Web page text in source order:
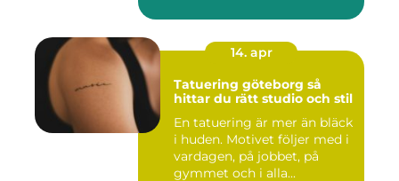
14. apr
Tatuering göteborg så
hittar du rätt studio och stil
En tatuering är mer än bläck
i huden. Motivet följer med i
vardagen, på jobbet, på
gymmet och i alla...